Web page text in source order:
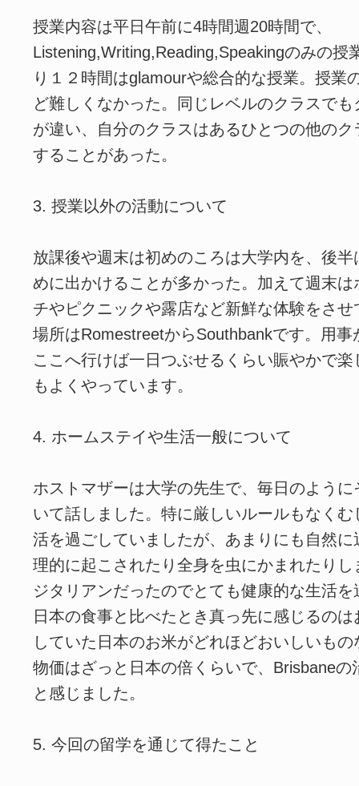
授業内容は平日午前に4時間週20時間で、
Listening,Writing,Reading,Speakingのみの授
り１２時間はglamourや総合的な授業。授業
ど難しくなかった。同じレベルのクラスで
が違い、自分のクラスはあるひとつの他の
することがあった。
3. 授業以外の活動について
放課後や週末は初めのころは大学内を、後
めに出かけることが多かった。加えて週末
チやピクニックや露店など新鮮な体験をさ
場所はRomestreetからSouthbankです。用
ここへ行けば一日つぶせるくらい賑やかで
もよくやっています。
4. ホームステイや生活一般について
ホストマザーは大学の先生で、毎日のよう
いて話しました。特に厳しいルールもなく
活を過ごしていましたが、あまりにも自然
理的に起こされたり全身を虫にかまれたり
ジタリアンだったのでとても健康的な生活
日本の食事と比べたとき真っ先に感じるの
していた日本のお米がどれほどおいしいも
物価はざっと日本の倍くらいで、Brisbane
と感じました。
5. 今回の留学を通じて得たこと